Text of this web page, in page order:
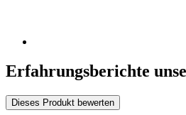
Erfahrungsberichte
Dieses Produkt bewerten